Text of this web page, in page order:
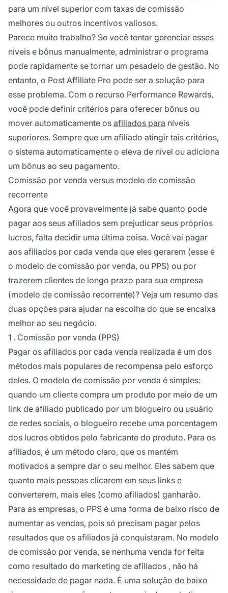
para um nível superior com taxas de comissão
melhores ou outros incentivos valiosos.
Parece muito trabalho? Se você tentar gerenciar esses
níveis e bônus manualmente, administrar o programa
pode rapidamente se tornar um pesadelo de gestão. No
entanto, o Post Affiliate Pro pode ser a solução para
esse problema. Com o recurso Performance Rewards,
você pode definir critérios para oferecer bônus ou
mover automaticamente os afiliados para níveis
superiores. Sempre que um afiliado atingir tais critérios,
o sistema automaticamente o eleva de nível ou adiciona
um bônus ao seu pagamento.
Comissão por venda versus modelo de comissão
recorrente
Agora que você provavelmente já sabe quanto pode
pagar aos seus afiliados sem prejudicar seus próprios
lucros, falta decidir uma última coisa. Você vai pagar
aos afiliados por cada venda que eles gerarem (esse é
o modelo de comissão por venda, ou PPS) ou por
trazerem clientes de longo prazo para sua empresa
(modelo de comissão recorrente)? Veja um resumo das
duas opções para ajudar na escolha do que se encaixa
melhor ao seu negócio.
1 . Comissão por venda (PPS)
Pagar os afiliados por cada venda realizada é um dos
métodos mais populares de recompensa pelo esforço
deles. O modelo de comissão por venda é simples:
quando um cliente compra um produto por meio de um
link de afiliado publicado por um blogueiro ou usuário
de redes sociais, o blogueiro recebe uma porcentagem
dos lucros obtidos pelo fabricante do produto. Para os
afiliados, é um método claro, que os mantém
motivados a sempre dar o seu melhor. Eles sabem que
quanto mais pessoas clicarem em seus links e
converterem, mais eles (como afiliados) ganharão.
Para as empresas, o PPS é uma forma de baixo risco de
aumentar as vendas, pois só precisam pagar pelos
resultados que os afiliados já conquistaram. No modelo
de comissão por venda, se nenhuma venda for feita
como resultado do marketing de afiliados , não há
necessidade de pagar nada. É uma solução de baixo